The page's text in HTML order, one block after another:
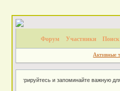
Форум Участники Поиск
Активные
регистрируйтесь и запоминайте важную